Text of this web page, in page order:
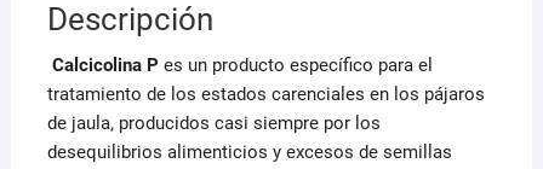
Descripción
Calcicolina P es un producto específico para el
tratamiento de los estados carenciales en los pájaros
de jaula, producidos casi siempre por los
desequilibrios alimenticios y excesos de semillas